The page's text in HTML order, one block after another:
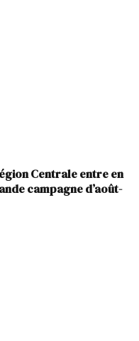
Centrale entre en
campagne d’août-